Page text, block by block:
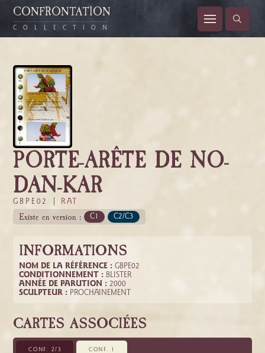
CONFRONTATION
COLLECTION
PORTE-ARÊTE DE NO-
DAN-KAR
GBPE02 | RAT
Existe en version : C1 C2/C3
INFORMATIONS
NOM DE LA RÉFÉRENCE : GBPE02
CONDITIONNEMENT : BLISTER
ANNÉE DE PARUTION : 2000
SCULPTEUR : PROCHAINEMENT
CARTES ASSOCIÉES
CONF. 2/3 CONF. 1